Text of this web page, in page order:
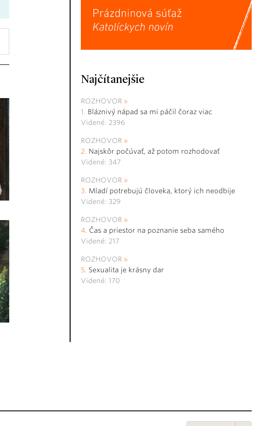
Najčítanejšie
ROZHOVOR
Bláznivý nápad sa mi páčil čoraz viac
Videné: 2396
ROZHOVOR
Najskôr počúvať, až potom rozhodovať
Videné: 347
ROZHOVOR
Mladí potrebujú človeka, ktorý ich neodbije
Videné: 329
ROZHOVOR
Čas a priestor na poznanie seba samého
Videné: 217
ROZHOVOR
Sexualita je krásny dar
Videné: 170